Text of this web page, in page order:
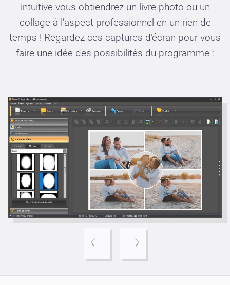
intuitive vous obtiendrez un livre photo ou un
collage à l’aspect professionnel en un rien de
temps ! Regardez ces captures d’écran pour vous
faire une idée des possibilités du programme :